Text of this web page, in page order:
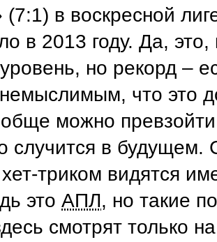
(7:1) в воскресной
в 2013 году. Да, это,
но рекорд –
что это
можно
случится в
триком видятся
это АПЛ, но такие
смотрят только